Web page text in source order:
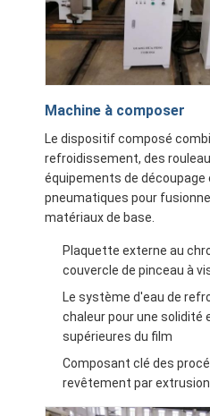
Machine à composer
Le dispositif composé
refroidissement, des
équipements de
pneumatiques pour
matériaux de base.
Plaquette externe au
couvercle de pinceau à
Le système d'eau de
chaleur pour une solidité
supérieures du film
Composant clé des
revêtement par extrusion